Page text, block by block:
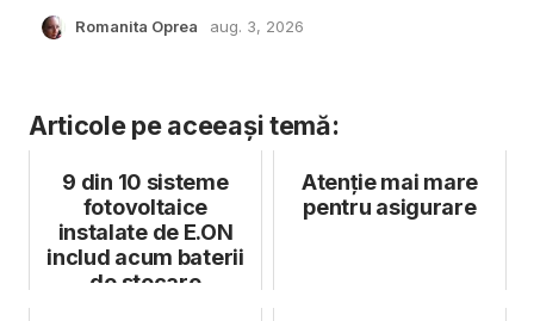
Romanita Oprea aug. 3, 2026
Articole pe aceeași temă:
9 din 10 sisteme
fotovoltaice
instalate de E.ON
includ acum baterii
de stocare
Atenție mai mare
pentru asigurare